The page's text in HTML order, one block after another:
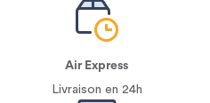
Air Express
Livraison en 24h